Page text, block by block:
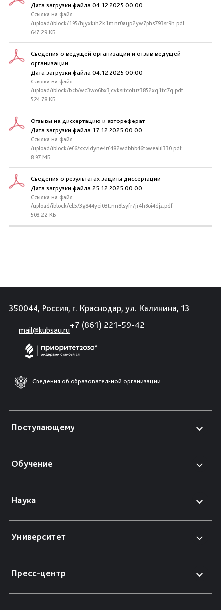
Дата загрузки файла 04.12.2025 00:00
Ссылка на файл
/upload/iblock/195/hjyxkih2k1mnr0aijp2yw7phs793sr9h.pdf
647.29 КБ
Сведения о ведущей организации и отзыв ведущей
организации
Дата загрузки файла 04.12.2025 00:00
Ссылка на файл
/upload/iblock/bcb/wc3wo6bx3jcvksitcofuz3852xq1tc7q.pdf
524.78 КБ
Отзывы на диссертацию и автореферат
Дата загрузки файла 17.12.2025 00:00
Ссылка на файл
/upload/iblock/e06/xxvldyne4r6482wdbhb46towealil330.pdf
8.97 МБ
Сведения о результатах защиты диссертации
Дата загрузки файла 25.12.2025 00:00
Ссылка на файл
/upload/iblock/eb5/3g844yei03ttnn8lsyfr7jr4h8oi4djz.pdf
508.22 КБ
350044, Россия, г. Краснодар, ул. Калинина, 13
mail@kubsau.ru
+7 (861) 221-59-42
Сведения об образовательной организации
Поступающему
Обучение
Наука
Университет
Пресс-центр